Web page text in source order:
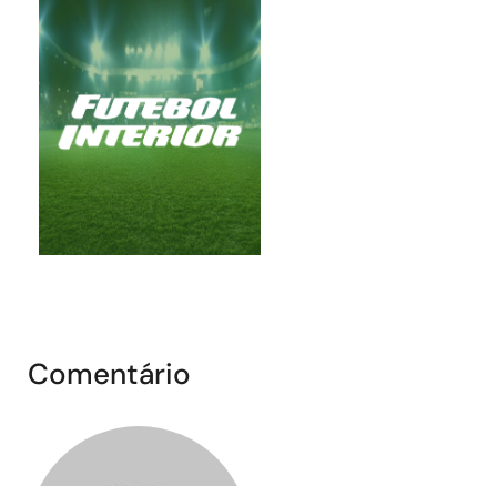
Comentário